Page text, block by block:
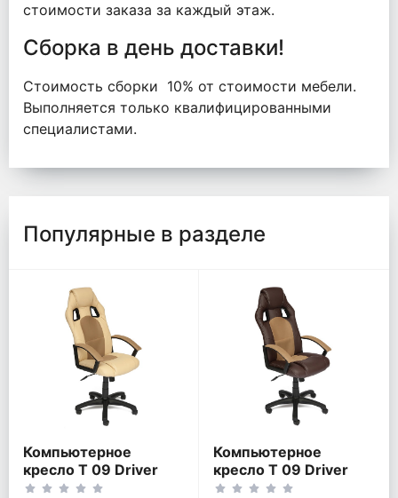
стоимости заказа за каждый этаж.
Сборка в день доставки!
Стоимость сборки 10% от стоимости мебели.
Выполняется только квалифицированными
специалистами.
Популярные в разделе
Компьютерное
кресло Т 09 Driver
бежевый-бронзовый
Компьютерное
кресло Т 09 Driver
коричневый-